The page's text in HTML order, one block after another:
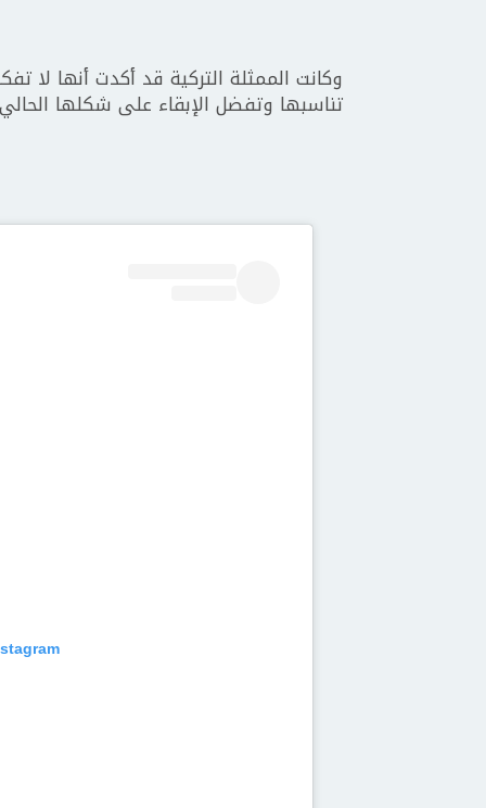
وكانت الممثلة التركية قد أكدت أنها لا
تناسبها وتفضل الإبقاء على شكلها